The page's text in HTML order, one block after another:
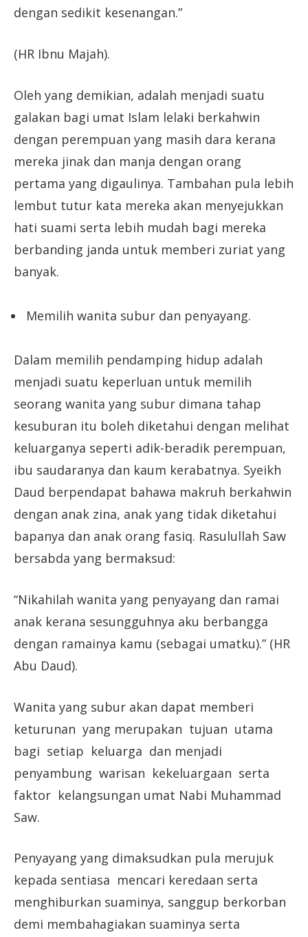
dengan sedikit kesenangan.”
(HR Ibnu Majah).
Oleh yang demikian, adalah menjadi suatu
galakan bagi umat Islam lelaki berkahwin
dengan perempuan yang masih dara kerana
mereka jinak dan manja dengan orang
pertama yang digaulinya. Tambahan pula lebih
lembut tutur kata mereka akan menyejukkan
hati suami serta lebih mudah bagi mereka
berbanding janda untuk memberi zuriat yang
banyak.
Memilih wanita subur dan penyayang.
Dalam memilih pendamping hidup adalah
menjadi suatu keperluan untuk memilih
seorang wanita yang subur dimana tahap
kesuburan itu boleh diketahui dengan melihat
keluarganya seperti adik-beradik perempuan,
ibu saudaranya dan kaum kerabatnya. Syeikh
Daud berpendapat bahawa makruh berkahwin
dengan anak zina, anak yang tidak diketahui
bapanya dan anak orang fasiq. Rasulullah Saw
bersabda yang bermaksud:
“Nikahilah wanita yang penyayang dan ramai
anak kerana sesungguhnya aku berbangga
dengan ramainya kamu (sebagai umatku).” (HR
Abu Daud).
Wanita yang subur akan dapat memberi
keturunan yang merupakan tujuan utama
bagi setiap keluarga dan menjadi
penyambung warisan kekeluargaan serta
faktor kelangsungan umat Nabi Muhammad
Saw.
Penyayang yang dimaksudkan pula merujuk
kepada sentiasa mencari keredaan serta
menghiburkan suaminya, sanggup berkorban
demi membahagiakan suaminya serta